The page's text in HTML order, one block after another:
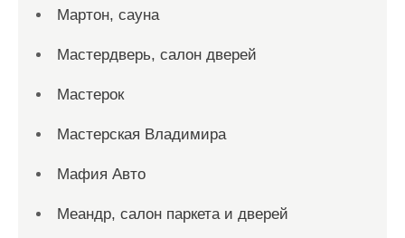
Мартон, сауна
Мастердверь, салон дверей
Мастерок
Мастерская Владимира
Мафия Авто
Меандр, салон паркета и дверей